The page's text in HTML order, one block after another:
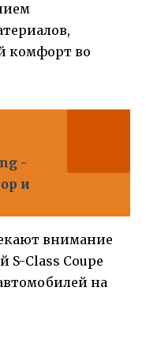
комфорт во
-
и
внимание
S-Class Coupe
на